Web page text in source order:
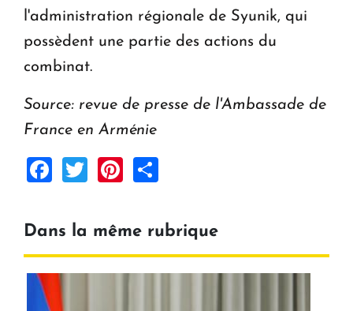
l'administration régionale de Syunik, qui
possèdent une partie des actions du
combinat.
Source: revue de presse de l'Ambassade de
France en Arménie
Facebook
TwitterPinterest
Dans la même rubrique